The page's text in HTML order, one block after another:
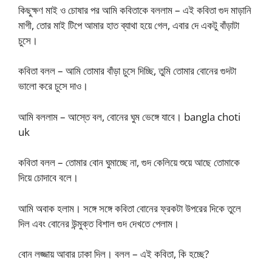
কিছুক্ষণ মাই ও চোষার পর আমি কবিতাকে বললাম – এই কবিতা গুদ মাড়ানি
মাগী, তোর মাই টিপে আমার হাত ব্যাথা হয়ে গেল, এবার দে একটু বাঁড়াটা
চুসে।
কবিতা বলল – আমি তোমার বাঁড়া চুসে দিচ্ছি, তুমি তোমার বোনের গুদটা
ভালো করে চুসে দাও।
আমি বললাম – আস্তে বল, বোনের ঘুম ভেঙ্গে যাবে। bangla choti
uk
কবিতা বলল – তোমার বোন ঘুমাচ্ছে না, গুদ কেলিয়ে শুয়ে আছে তোমাকে
দিয়ে চোদাবে বলে।
আমি অবাক হলাম। সঙ্গে সঙ্গে কবিতা বোনের ফ্রকটা উপরের দিকে তুলে
দিল এবং বোনের উন্মুক্ত বিশাল গুদ দেখতে পেলাম।
বোন লজ্জায় আবার ঢাকা দিল। বলল – এই কবিতা, কি হচ্ছে?